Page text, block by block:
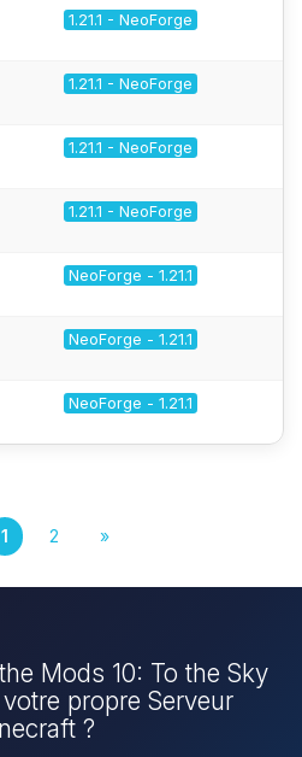
1.21.1 - NeoForge
1.21.1 - NeoForge
1.21.1 - NeoForge
1.21.1 - NeoForge
NeoForge - 1.21.1
NeoForge - 1.21.1
NeoForge - 1.21.1
1 2 »
Mods 10: To the Sky
propre Serveur
?